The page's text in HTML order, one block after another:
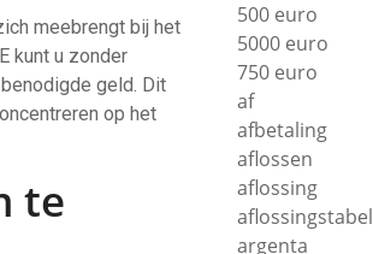
meebrengt bij het
kunt u zonder
geld. Dit
op het
te
500 euro
5000 euro
750 euro
af
afbetaling
aflossen
aflossing
aflossingstabel
argenta